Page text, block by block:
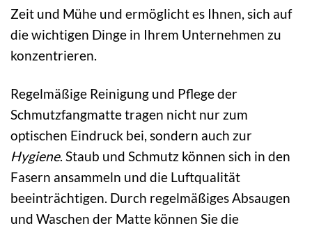
Zeit und Mühe und ermöglicht es Ihnen, sich auf
die wichtigen Dinge in Ihrem Unternehmen zu
konzentrieren.
Regelmäßige Reinigung und Pflege der
Schmutzfangmatte tragen nicht nur zum
optischen Eindruck bei, sondern auch zur
Hygiene. Staub und Schmutz können sich in den
Fasern ansammeln und die Luftqualität
beeinträchtigen. Durch regelmäßiges Absaugen
und Waschen der Matte können Sie die